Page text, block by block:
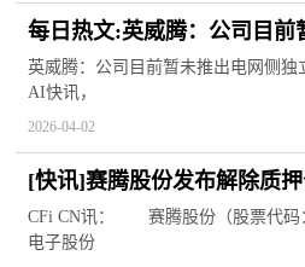
每日热文:英威腾：公司目前
能逆变器等相关产品
英威腾：公司目前暂未推出电网侧
AI快讯，
2026-04-02
[快讯]赛腾股份发布解除质
2325.00万股 焦点快看
CFi CN讯： 赛腾股份（股票代码
电子股份